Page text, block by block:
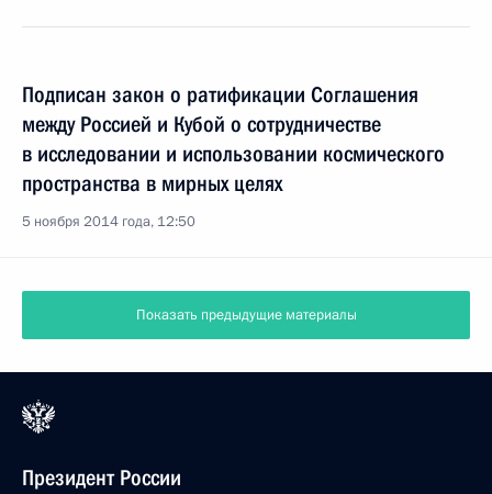
Подписан закон о ратификации Соглашения
между Россией и Кубой о сотрудничестве
в исследовании и использовании космического
пространства в мирных целях
5 ноября 2014 года, 12:50
Показать предыдущие материалы
Президент России